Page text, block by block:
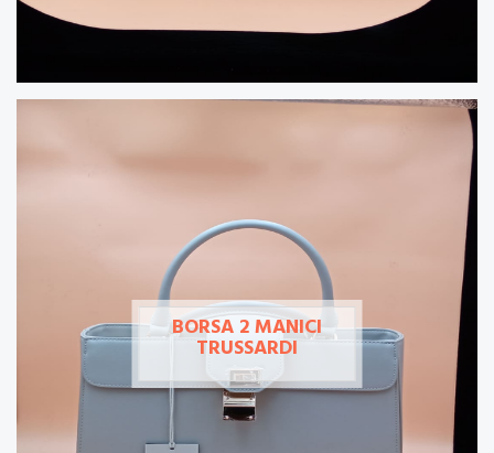
BORSA 2 MANICI
TRUSSARDI